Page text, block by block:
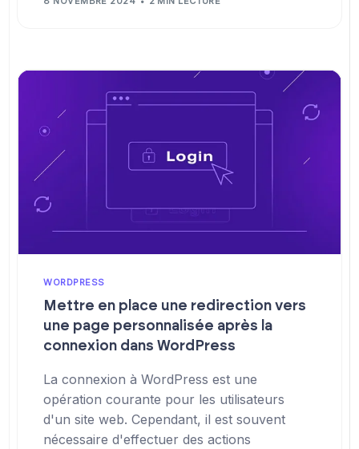
WORDPRESS
Mettre en place une redirection vers
une page personnalisée après la
connexion dans WordPress
La connexion à WordPress est une
opération courante pour les utilisateurs
d'un site web. Cependant, il est souvent
nécessaire d'effectuer des actions